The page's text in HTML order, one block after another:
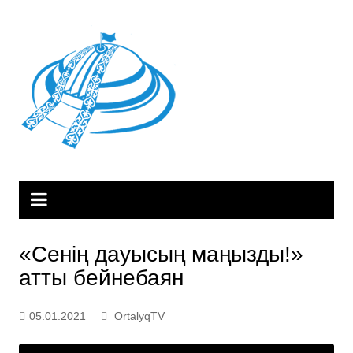
«Сенің дауысың маңызды!»
атты бейнебаян
05.01.2021 OrtalyqTV